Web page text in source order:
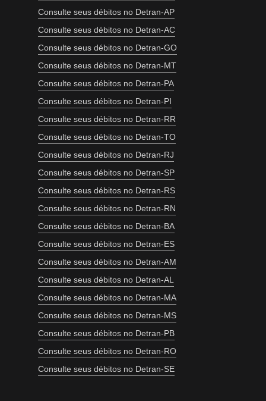
Consulte seus débitos no Detran-AP
Consulte seus débitos no Detran-AC
Consulte seus débitos no Detran-GO
Consulte seus débitos no Detran-MT
Consulte seus débitos no Detran-PA
Consulte seus débitos no Detran-PI
Consulte seus débitos no Detran-RR
Consulte seus débitos no Detran-TO
Consulte seus débitos no Detran-RJ
Consulte seus débitos no Detran-SP
Consulte seus débitos no Detran-RS
Consulte seus débitos no Detran-RN
Consulte seus débitos no Detran-BA
Consulte seus débitos no Detran-ES
Consulte seus débitos no Detran-AM
Consulte seus débitos no Detran-AL
Consulte seus débitos no Detran-MA
Consulte seus débitos no Detran-MS
Consulte seus débitos no Detran-PB
Consulte seus débitos no Detran-RO
Consulte seus débitos no Detran-SE